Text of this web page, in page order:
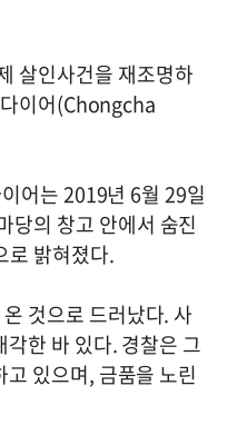
살인사건을 재조명하
이어(Chongcha
어는 2019년 6월 29일
당의 창고 안에서 숨진
로 밝혀졌다.
것으로 드러났다. 사
한 바 있다. 경찰은 그
있으며, 금품을 노린